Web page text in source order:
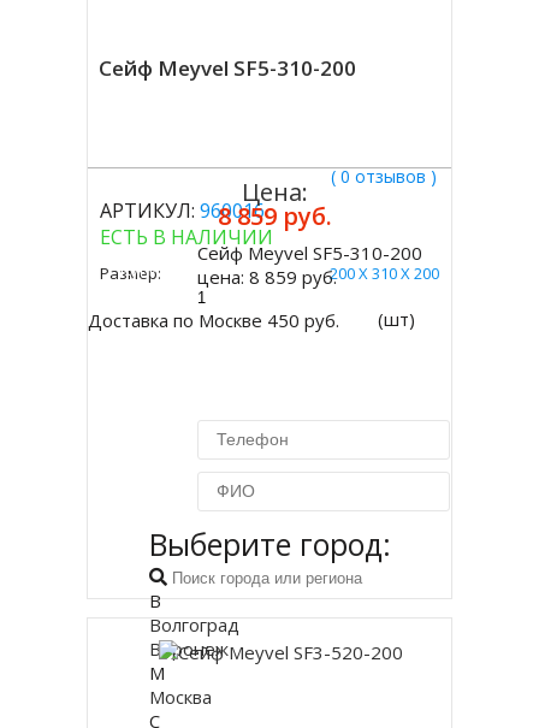
Сейф Meyvel SF5-310-200
( 0 отзывов )
АРТИКУЛ: 960016
ЕСТЬ В НАЛИЧИИ
Размер: 200 Х 310 Х 200
Доставка по Москве 450 руб.
Цена:
8 859 руб.
Купить
Сейф Meyvel SF5-310-200
цена:8 859 руб.
(шт)
Купить в 1 клик
Выберите город:
В
Волгоград
Воронеж
М
Москва
С